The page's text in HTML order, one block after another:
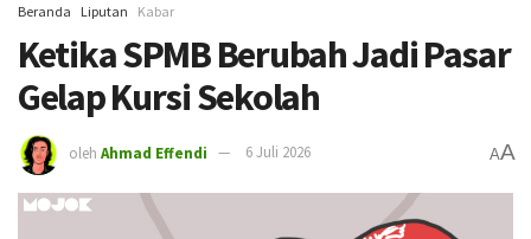
Beranda Liputan Kabar
Ketika SPMB Berubah Jadi Pasar
Gelap Kursi Sekolah
oleh Ahmad Effendi 6 Juli 2026 AA